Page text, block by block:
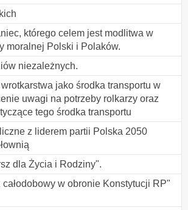
którego celem jest modlitwa w
moralnej Polski i Polaków.
niezależnych.
jako środka transportu w
uwagi na potrzeby rolkarzy oraz
tego środka transportu
z liderem partii Polska 2050
dla Życia i Rodziny".
całodobowy w obronie Konstytucji RP"